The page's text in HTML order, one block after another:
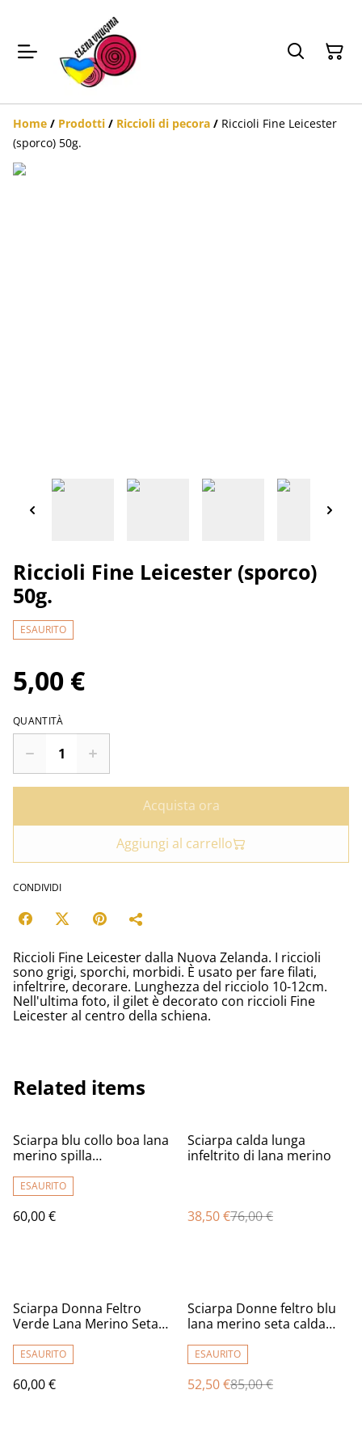
Home / Prodotti / Riccioli di pecora / Riccioli Fine Leicester
(sporco) 50g.
Riccioli Fine Leicester (sporco)
50g.
ESAURITO
5,00 €
QUANTITÀ
Acquista ora
Aggiungi al carrello
CONDIVIDI
Riccioli Fine Leicester dalla Nuova Zelanda. I riccioli
sono grigi, sporchi, morbidi. È usato per fare filati,
infeltrire, decorare. Lunghezza del ricciolo 10-12cm.
Nell'ultima foto, il gilet è decorato con riccioli Fine
Leicester al centro della schiena.
Related items
Sciarpa blu collo boa lana
merino spilla
Sciarpa ragazza donna
feltro Regali unici Regali
per lei
ESAURITO
60,00 €
%
Sciarpa calda lunga
infeltrito di lana merino
38,50 €76,00 €
Sciarpa Donna Feltro
Verde Lana Merino Seta
infeltrita fatto a mano
ESAURITO
60,00 €
%
Sciarpa Donne feltro blu
lana merino seta calda
regalo per donna infeltrita
fatta a mano
ESAURITO
52,50 €85,00 €